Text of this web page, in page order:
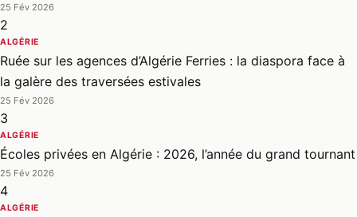
25 Fév 2026
2
ALGÉRIE
Ruée sur les agences d’Algérie Ferries : la diaspora face à
la galère des traversées estivales
25 Fév 2026
3
ALGÉRIE
Écoles privées en Algérie : 2026, l’année du grand tournant
25 Fév 2026
4
ALGÉRIE